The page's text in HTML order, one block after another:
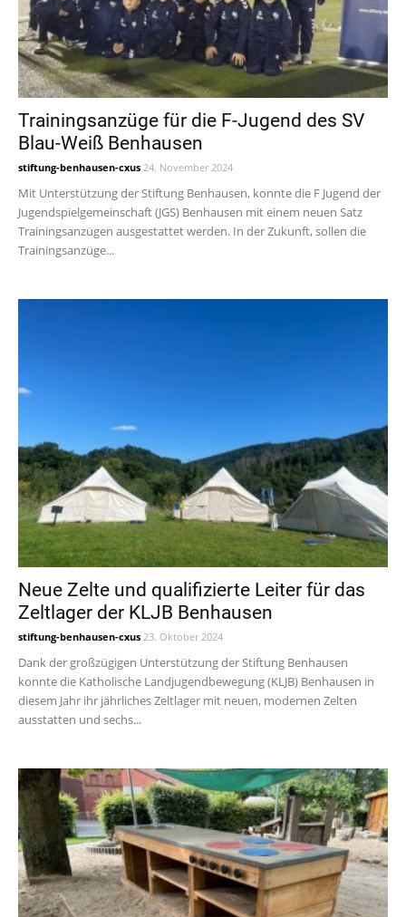
Trainingsanzüge für die F-Jugend des SV
Blau-Weiß Benhausen
stiftung-benhausen-cxus 24. November 2024
Mit Unterstützung der Stiftung Benhausen, konnte die F Jugend der
Jugendspielgemeinschaft (JGS) Benhausen mit einem neuen Satz
Trainingsanzügen ausgestattet werden. In der Zukunft, sollen die
Trainingsanzüge...
Neue Zelte und qualifizierte Leiter für das
Zeltlager der KLJB Benhausen
stiftung-benhausen-cxus 23. Oktober 2024
Dank der großzügigen Unterstützung der Stiftung Benhausen
konnte die Katholische Landjugendbewegung (KLJB) Benhausen in
diesem Jahr ihr jährliches Zeltlager mit neuen, modernen Zelten
ausstatten und sechs...